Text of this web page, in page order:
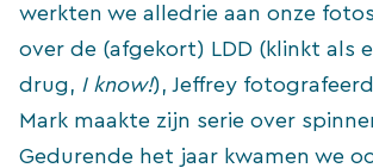
werkten we alledrie aan onze
over de (afgekort) LDD (klinkt als
drug, I know!), Jeffrey
Mark maakte zijn serie over
Gedurende het jaar kwamen we